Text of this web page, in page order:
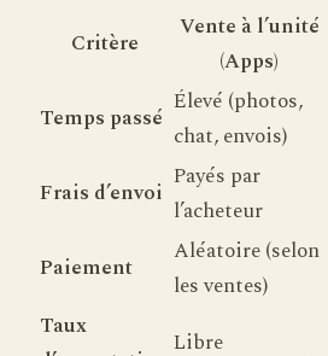
Critère
Vente à l’unité
(Apps)
Temps passé
Élevé (photos,
chat, envois)
Frais d’envoi
Payés par
l’acheteur
Paiement
Aléatoire (selon
les ventes)
Taux
Libre